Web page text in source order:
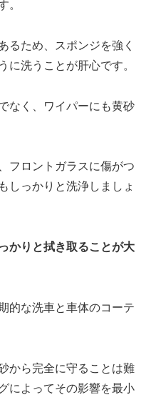
。
るため、スポンジを強く
に洗うことが肝心です。
なく、ワイパーにも黄砂
フロントガラスに傷がつ
しっかりと洗浄しましょ
かりと拭き取ることが大
的な洗車と車体のコーテ
から完全に守ることは難
によってその影響を最小